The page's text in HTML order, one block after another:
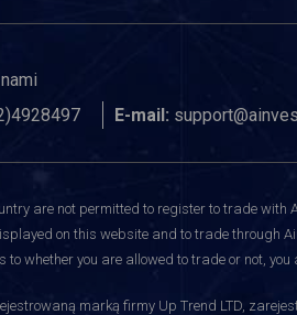
E-mail:
are not permitted to register to trade with
on this website and to trade through
to whether you are allowed to trade or not,
marką firmy Up Trend LTD,